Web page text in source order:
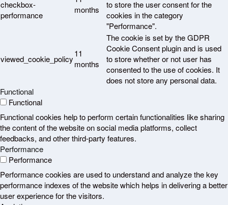
checkbox-
performance
months
to store the user consent for the
cookies in the category
"Performance".
viewed_cookie_policy
11
months
The cookie is set by the GDPR
Cookie Consent plugin and is used
to store whether or not user has
consented to the use of cookies. It
does not store any personal data.
Functional
Functional
Functional cookies help to perform certain functionalities like sharing
the content of the website on social media platforms, collect
feedbacks, and other third-party features.
Performance
Performance
Performance cookies are used to understand and analyze the key
performance indexes of the website which helps in delivering a better
user experience for the visitors.